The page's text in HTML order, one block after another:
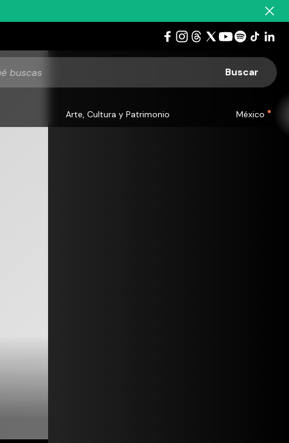
Arte, Cultura y Patrimonio México